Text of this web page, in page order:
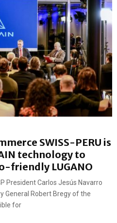
SWISS-PERU is
technology to
friendly LUGANO
President Carlos Jesús Navarro
General Robert Bregy of the
for